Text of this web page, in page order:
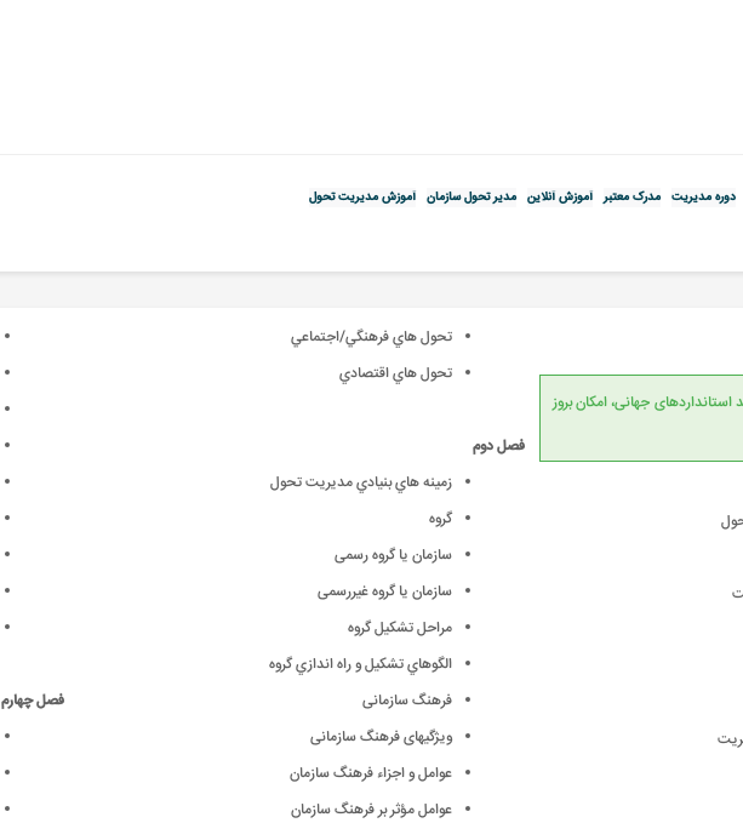
دوره مدیریت مدرک معتبر آموزش آنلاین مدیر تحول سازمان آموزش مدیریت تحول
به دلیل تطابق با دانش به روز و مورد تایید استانداردهای جهانی، امکان بروز
تحول هاي فرهنگي/اجتماعي
تحول هاي اقتصادي
فصل دوم
زمينه هاي بنيادي مديريت تحول
گروه
سازمان یا گروه رسمی
سازمان یا گروه غیررسمی
مراحل تشکیل گروه
الگوهاي تشكيل و راه اندازي گروه
فرهنگ سازمانی
ویژگیهای فرهنگ سازمانی
عوامل و اجزاء فرهنگ سازمان
عوامل مؤثر بر فرهنگ سازمان
فصل چهارم